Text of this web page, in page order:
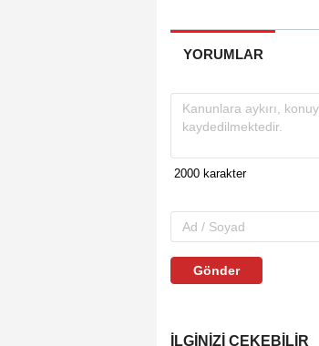
YORUMLAR
Gönder
İLGINIZI ÇEKEBILIR